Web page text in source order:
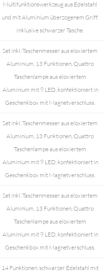
Multifunktionswerkzeug aus Edelstahl
und mit Aluminium überzogenem Griff.
Inklusive schwarzer Tasche.
Set inkl. Taschenmesser aus eloxiertem
Aluminium, 13 Funktionen, Quattro
Taschenlampe aus eloxiertem
Aluminium mit 9 LED, konfektioniert in
Geschenkbox mit Magnetverschluss.
Set inkl. Taschenmesser aus eloxiertem
Aluminium, 13 Funktionen, Quattro
Taschenlampe aus eloxiertem
Aluminium mit 9 LED, konfektioniert in
Geschenkbox mit Magnetverschluss.
Set inkl. Taschenmesser aus eloxiertem
Aluminium, 13 Funktionen, Quattro
Taschenlampe aus eloxiertem
Aluminium mit 9 LED, konfektioniert in
Geschenkbox mit Magnetverschluss.
14 Funktionen, schwarzer Edelstahl mit